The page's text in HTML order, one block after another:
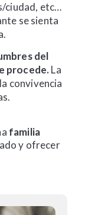
ciudad, etc…
se sienta
del
procede.La
convivencia
familia
y ofrecer